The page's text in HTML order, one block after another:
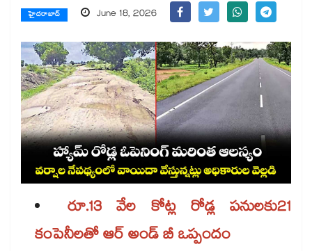
హైదరాబాద్ June 18, 2026
రూ.13 వేల కోట్ల రోడ్ల పనులకు21
కంపెనీలతో ఆర్ అండ్ బీ ఒప్పందం